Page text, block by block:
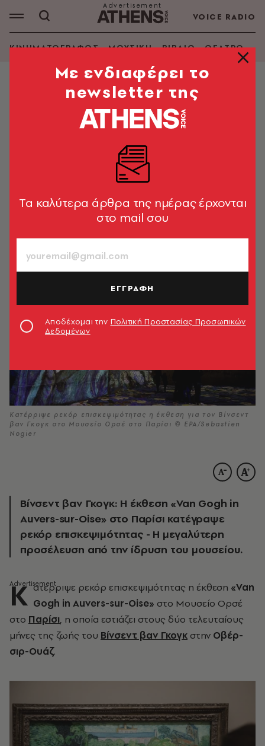
VOICE RADIO
ΚΙΝΗΜΑΤΟΓΡΑΦΟΣ ΜΟΥΣΙΚΗ ΒΙΒΛΙΟ ΘΕΑΤΡΟ -
Ρεκόρ επισκεψιμότητας για την
έκθεση του Βίνσεντ βαν Γκογκ στο
Μουσείο Ορσέ του Παρισιού
Ο κορυφαίος Ολλανδός ζωγράφος ξεπέρασε σε
Κατέρριψε ρεκόρ επισκεψιμότητας η έκθεση για τον Βίνσεντ
βαν Γκογκ στο Μουσείο Ορσέ στο Παρίσι © EPA/Sebastien
Nogier
Βίνσεντ βαν Γκογκ: Η έκθεση «Van Gogh in
Auvers-sur-Oise» στο Παρίσι κατέγραψε
ρεκόρ επισκεψιμότητας - Η μεγαλύτερη
προσέλευση από την ίδρυση του μουσείου.
Κ ατέρριψε ρεκόρ επισκεψιμότητας η έκθεση «Van
Gogh in Auvers-sur-Oise» στο Μουσείο Ορσέ
στο Παρίσι, η οποία εστιάζει στους δύο τελευταίους
μήνες της ζωής του Βίνσεντ βαν Γκογκ στην Οβέρ-
σιρ-Ουάζ.
Mε ενδιαφέρει το
newsletter της
Tα καλύτερα άρθρα της ημέρας έρχονται
στο mail σου
ΕΓΓΡΑΦΗ
Αποδέχομαι την Πολιτική Προστασίας Προσωπικών
Δεδομένων